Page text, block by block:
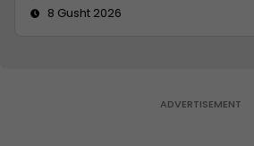
8 Gusht 2026